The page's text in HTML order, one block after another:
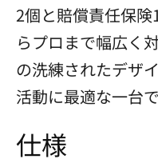
2個と賠償責任保
らプロまで幅広く
の洗練されたデザ
活動に最適な一台で
仕様